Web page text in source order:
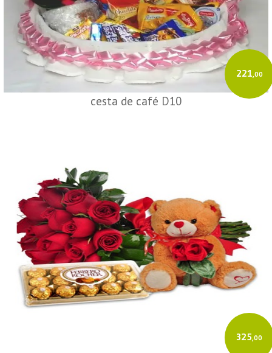
221,00
cesta de café D10
325,00